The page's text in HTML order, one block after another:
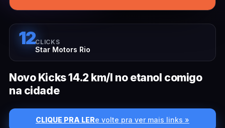
12CLICKS
Star Motors Rio
Novo Kicks 14.2 km/l no etanol comigo
na cidade
CLIQUE PRA LERe volte pra ver mais links »